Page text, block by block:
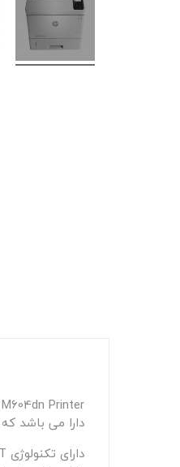
دارا می باشد
دارای تکنولوژی HP EcoFFISIENT جهت چاپ تمیز و بی دردسر